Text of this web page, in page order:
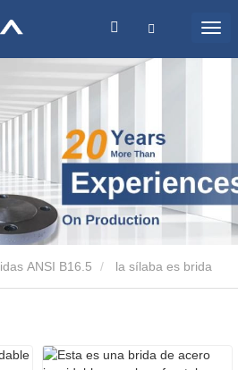
ANSI B16.5 la sílaba es brida